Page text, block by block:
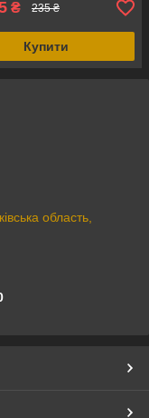
₴ 235 ₴
Купити
область,